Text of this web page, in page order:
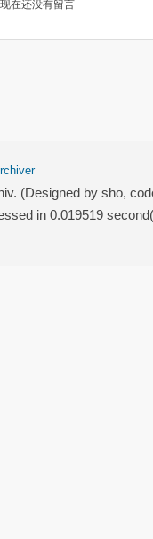
现在还没有留言
(Designed by sho,
in 0.019519